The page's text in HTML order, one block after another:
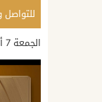
الجمعة 7 أغسطس 2026 - 7:30 صباحًا